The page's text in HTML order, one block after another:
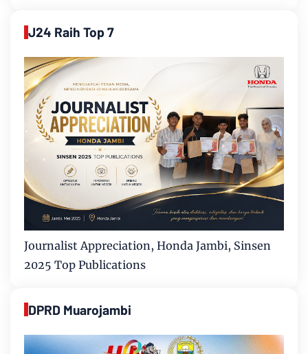
J24 Raih Top 7
Journalist Appreciation, Honda Jambi, Sinsen
2025 Top Publications
DPRD Muarojambi